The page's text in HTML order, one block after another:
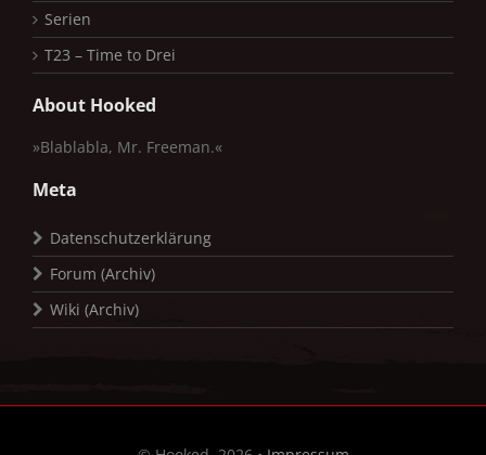
Serien
T23 – Time to Drei
About Hooked
»Blablabla, Mr. Freeman.«
Meta
Datenschutzerklärung
Forum (Archiv)
Wiki (Archiv)